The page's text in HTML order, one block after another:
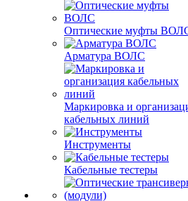
Оптические муфты
Арматура ВОЛС
Маркировка и
кабельных линий
Инструменты
Кабельные тестеры